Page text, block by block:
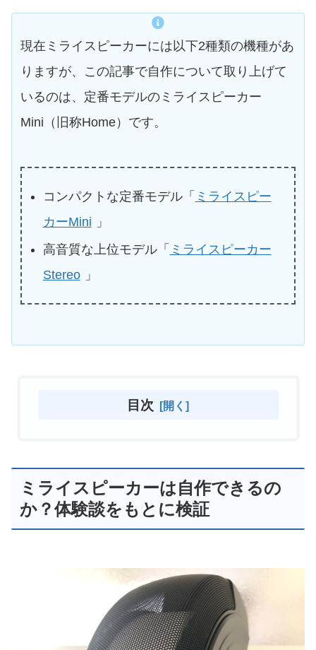
現在ミライスピーカーには以下2種類の機種があ
りますが、この記事で自作について取り上げて
いるのは、定番モデルのミライスピーカー
Mini（旧称Home）です。
コンパクトな定番モデル「 ミライスピー
カーMini
」
高音質な上位モデル「 ミライスピーカー
Stereo
」
目次
ミライスピーカーは自作できるの
か？体験談をもとに検証